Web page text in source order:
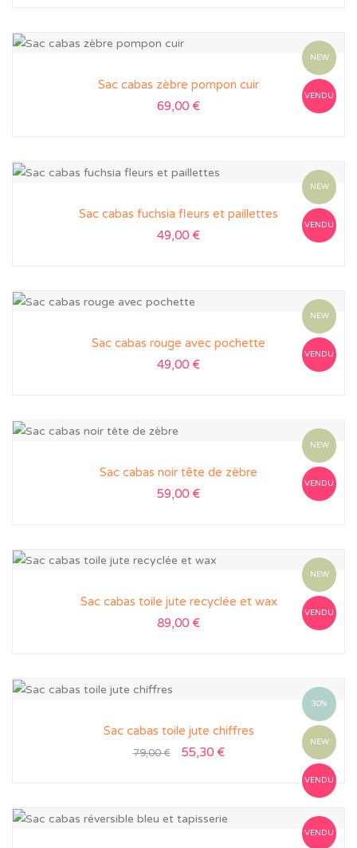
NEW
VENDU
Sac cabas zèbre pompon cuir
69,00 €
NEW
VENDU
Sac cabas fuchsia fleurs et paillettes
49,00 €
NEW
VENDU
Sac cabas rouge avec pochette
49,00 €
NEW
VENDU
Sac cabas noir tête de zèbre
59,00 €
NEW
VENDU
Sac cabas toile jute recyclée et wax
89,00 €
30%
NEW
VENDU
Sac cabas toile jute chiffres
79,00€ 55,30 €
VENDU